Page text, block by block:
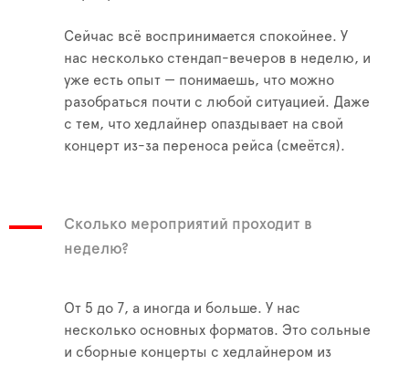
Сейчас всё воспринимается спокойнее. У
нас несколько стендап-вечеров в неделю, и
уже есть опыт — понимаешь, что можно
разобраться почти с любой ситуацией. Даже
с тем, что хедлайнер опаздывает на свой
концерт из-за переноса рейса (смеётся).
Сколько мероприятий проходит в
неделю?
От 5 до 7, а иногда и больше. У нас
несколько основных форматов. Это сольные
и сборные концерты с хедлайнером из